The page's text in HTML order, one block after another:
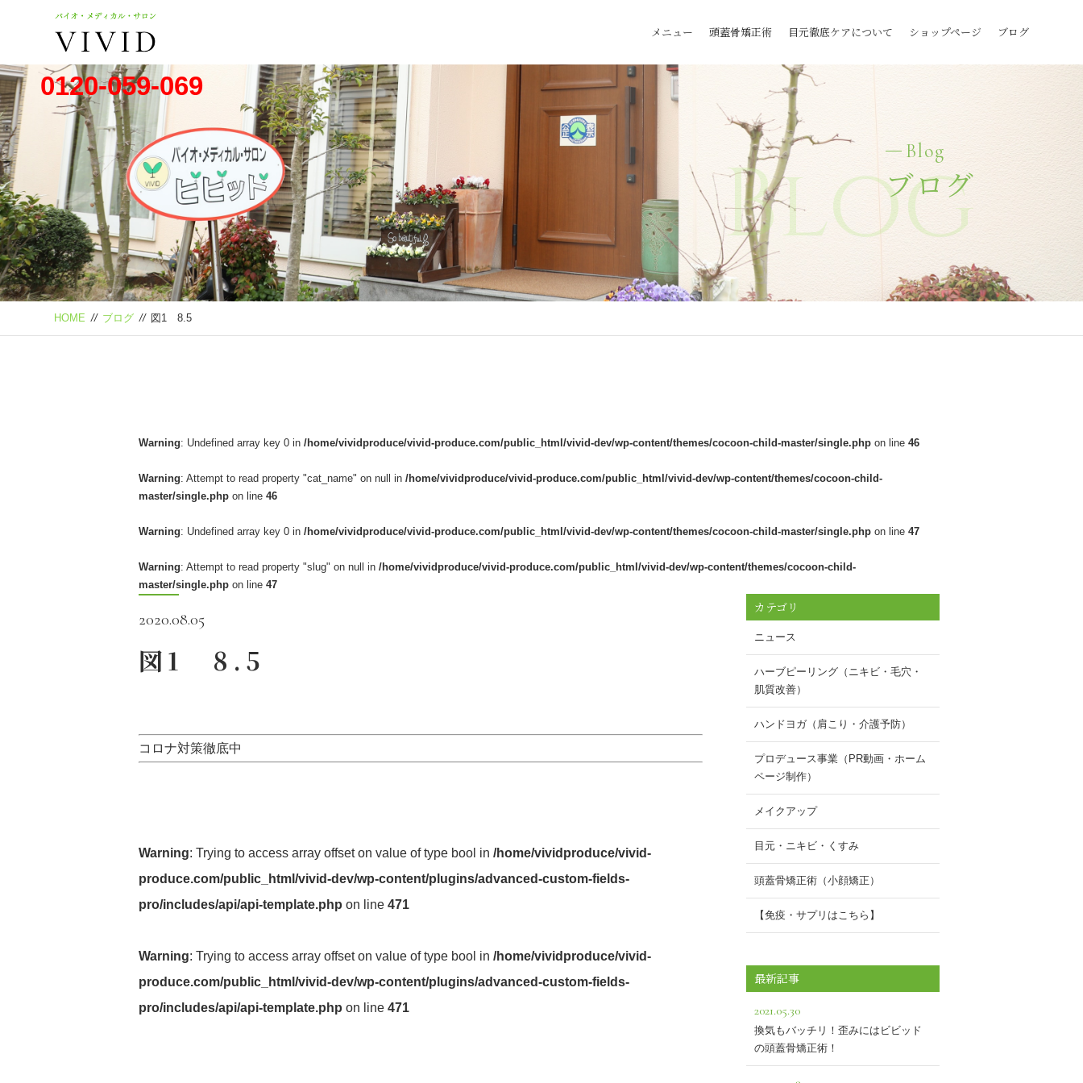
0120-059-069
メニュー 頭蓋骨矯正術 目元徹底ケアについて ショップページ ブログ
Blog
ブログ
Blog
HOME // ブログ // 図1 8.5
Warning: Undefined array key 0 in /home/vividproduce/vivid-produce.com/public_html/vivid-dev/wp-content/themes/cocoon-child-master/single.php on line 46
Warning: Attempt to read property "cat_name" on null in /home/vividproduce/vivid-produce.com/public_html/vivid-dev/wp-content/themes/cocoon-child-
master/single.php on line 46
Warning: Undefined array key 0 in /home/vividproduce/vivid-produce.com/public_html/vivid-dev/wp-content/themes/cocoon-child-master/single.php on line 47
Warning: Attempt to read property "slug" on null in /home/vividproduce/vivid-produce.com/public_html/vivid-dev/wp-content/themes/cocoon-child-
master/single.php on line 47
2020.08.05
図1 8.5
コロナ対策徹底中
Warning: Trying to access array offset on value of type bool in /home/vividproduce/vivid-
produce.com/public_html/vivid-dev/wp-content/plugins/advanced-custom-fields-
pro/includes/api/api-template.php on line 471
Warning: Trying to access array offset on value of type bool in /home/vividproduce/vivid-
produce.com/public_html/vivid-dev/wp-content/plugins/advanced-custom-fields-
pro/includes/api/api-template.php on line 471
カテゴリ
ニュース
ハーブピーリング（ニキビ・毛穴・
肌質改善）
ハンドヨガ（肩こり・介護予防）
プロデュース事業（PR動画・ホーム
ページ制作）
メイクアップ
目元・ニキビ・くすみ
頭蓋骨矯正術（小顔矯正）
【免疫・サプリはこちら】
最新記事
2021.05.30
換気もバッチリ！歪みにはビビッド
の頭蓋骨矯正術！